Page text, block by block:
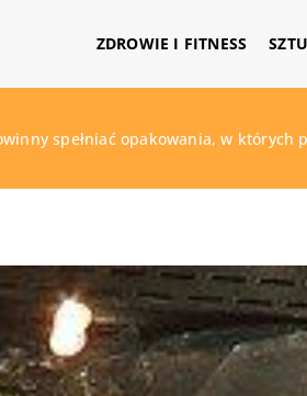
ZDROWIE I FITNESS
spełniać opakowania, w których